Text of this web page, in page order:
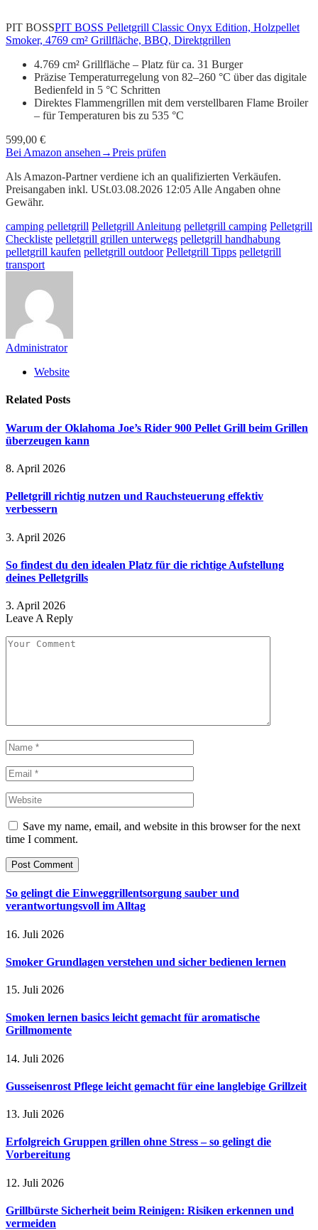
PIT BOSSPIT BOSS Pelletgrill Classic Onyx Edition, Holzpellet
Smoker, 4769 cm² Grillfläche, BBQ, Direktgrillen
4.769 cm² Grillfläche – Platz für ca. 31 Burger
Präzise Temperaturregelung von 82–260 °C über das digitale
Bedienfeld in 5 °C Schritten
Direktes Flammengrillen mit dem verstellbaren Flame Broiler
– für Temperaturen bis zu 535 °C
599,00 €
Bei Amazon ansehen →Preis prüfen
Als Amazon-Partner verdiene ich an qualifizierten Verkäufen.
Preisangaben inkl. USt.03.08.2026 12:05 Alle Angaben ohne
Gewähr.
camping pelletgrill Pelletgrill Anleitung pelletgrill camping Pelletgrill
Checkliste pelletgrill grillen unterwegs pelletgrill handhabung
pelletgrill kaufen pelletgrill outdoor Pelletgrill Tipps pelletgrill
transport
Administrator
Website
Related Posts
Warum der Oklahoma Joe’s Rider 900 Pellet Grill beim Grillen
überzeugen kann
8. April 2026
Pelletgrill richtig nutzen und Rauchsteuerung effektiv
verbessern
3. April 2026
So findest du den idealen Platz für die richtige Aufstellung
deines Pelletgrills
3. April 2026
Leave A Reply
Save my name, email, and website in this browser for the next
time I comment.
So gelingt die Einweggrillentsorgung sauber und
verantwortungsvoll im Alltag
16. Juli 2026
Smoker Grundlagen verstehen und sicher bedienen lernen
15. Juli 2026
Smoken lernen basics leicht gemacht für aromatische
Grillmomente
14. Juli 2026
Gusseisenrost Pflege leicht gemacht für eine langlebige Grillzeit
13. Juli 2026
Erfolgreich Gruppen grillen ohne Stress – so gelingt die
Vorbereitung
12. Juli 2026
Grillbürste Sicherheit beim Reinigen: Risiken erkennen und
vermeiden